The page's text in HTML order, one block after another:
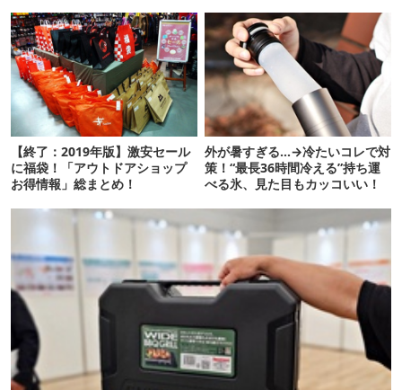
【終了：2019年版】激安セール
に福袋！「アウトドアショップ
お得情報」総まとめ！
外が暑すぎる…→冷たいコレで対
策！“最長36時間冷える”持ち運
べる氷、見た目もカッコいい！